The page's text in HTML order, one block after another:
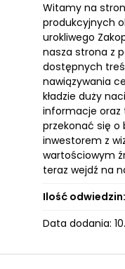
Witamy na
produkcyjnych
urokliwego
nasza strona z
dostępnych
nawiązywania
kładzie duży
informacje oraz
przekonać się o
inwestorem z
wartościowym
teraz wejdź na
Ilość odwiedzin:
Data dodania: